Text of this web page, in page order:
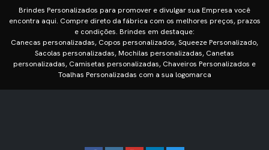
Brindes Personalizados para promover e divulgar sua Empresa você
encontra aqui. Compre direto da fábrica com os melhores preços, prazos
e condições. Brindes em destaque:
Canecas personalizadas, Copos personalizados, Squeeze Personalizado,
Sacolas personalizadas, Mochilas personalizadas, Canetas
personalizadas, Camisetas personalizadas, Chaveiros Personalizados e
Toalhas Personalizadas com a sua logomarca